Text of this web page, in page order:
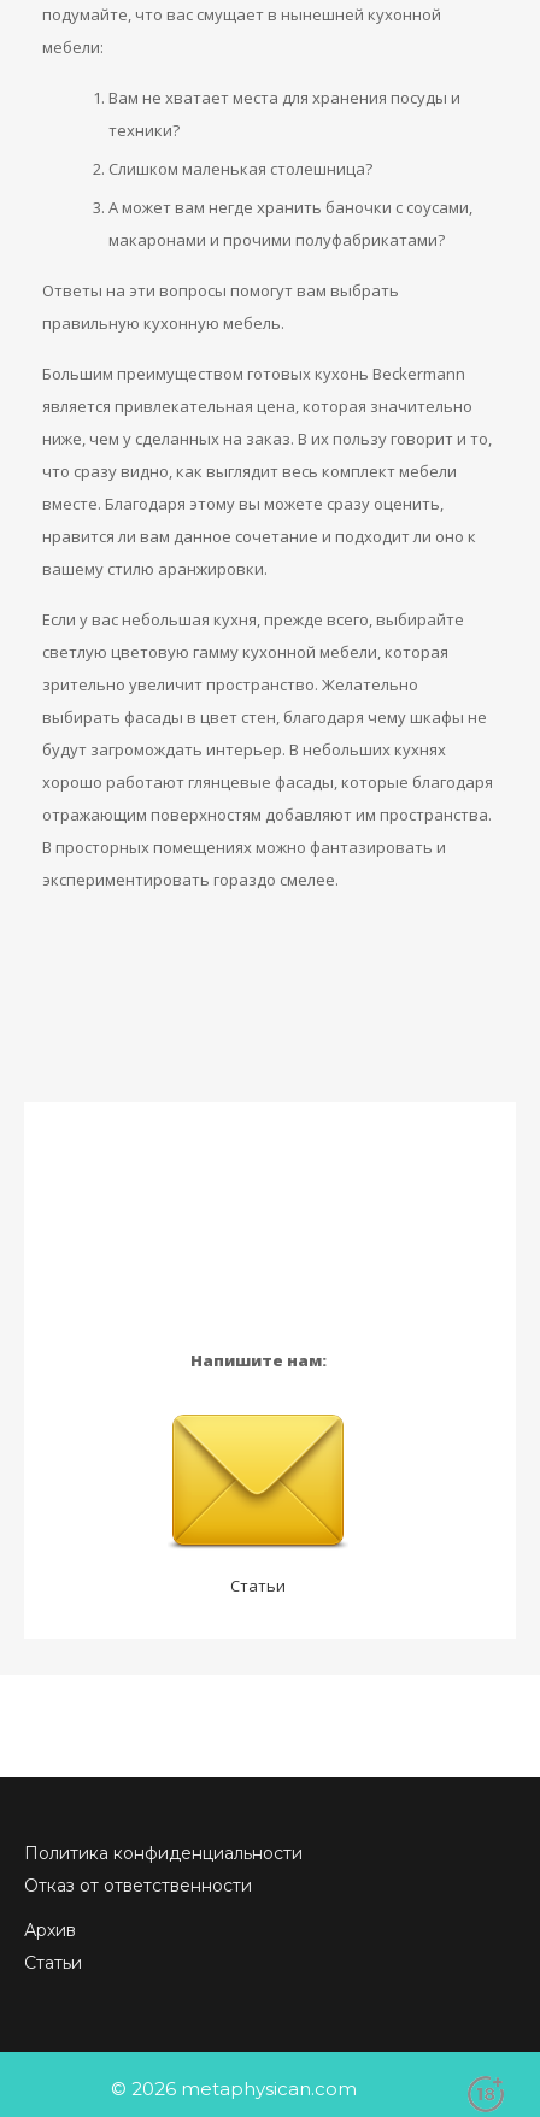
подумайте, что вас смущает в нынешней кухонной
мебели:
Вам не хватает места для хранения посуды и
техники?
Слишком маленькая столешница?
А может вам негде хранить баночки с соусами,
макаронами и прочими полуфабрикатами?
Ответы на эти вопросы помогут вам выбрать
правильную кухонную мебель.
Большим преимуществом готовых кухонь Beckermann
является привлекательная цена, которая значительно
ниже, чем у сделанных на заказ. В их пользу говорит и то,
что сразу видно, как выглядит весь комплект мебели
вместе. Благодаря этому вы можете сразу оценить,
нравится ли вам данное сочетание и подходит ли оно к
вашему стилю аранжировки.
Если у вас небольшая кухня, прежде всего, выбирайте
светлую цветовую гамму кухонной мебели, которая
зрительно увеличит пространство. Желательно
выбирать фасады в цвет стен, благодаря чему шкафы не
будут загромождать интерьер. В небольших кухнях
хорошо работают глянцевые фасады, которые благодаря
отражающим поверхностям добавляют им пространства.
В просторных помещениях можно фантазировать и
экспериментировать гораздо смелее.
Напишите нам:
Статьи
Политика конфиденциальности
Отказ от ответственности
Архив
Статьи
© 2026 metaphysican.com